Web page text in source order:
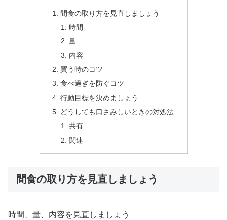
間食の取り方を見直しましょう
時間
量
内容
買う時のコツ
食べ過ぎを防ぐコツ
行動目標を決めましょう
どうしても口さみしいときの対処法
共有:
関連
間食の取り方を見直しましょう
時間、量、内容を見直しましょう